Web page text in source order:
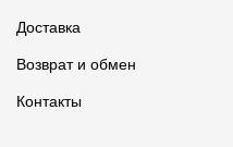
Доставка
Возврат и обмен
Контакты